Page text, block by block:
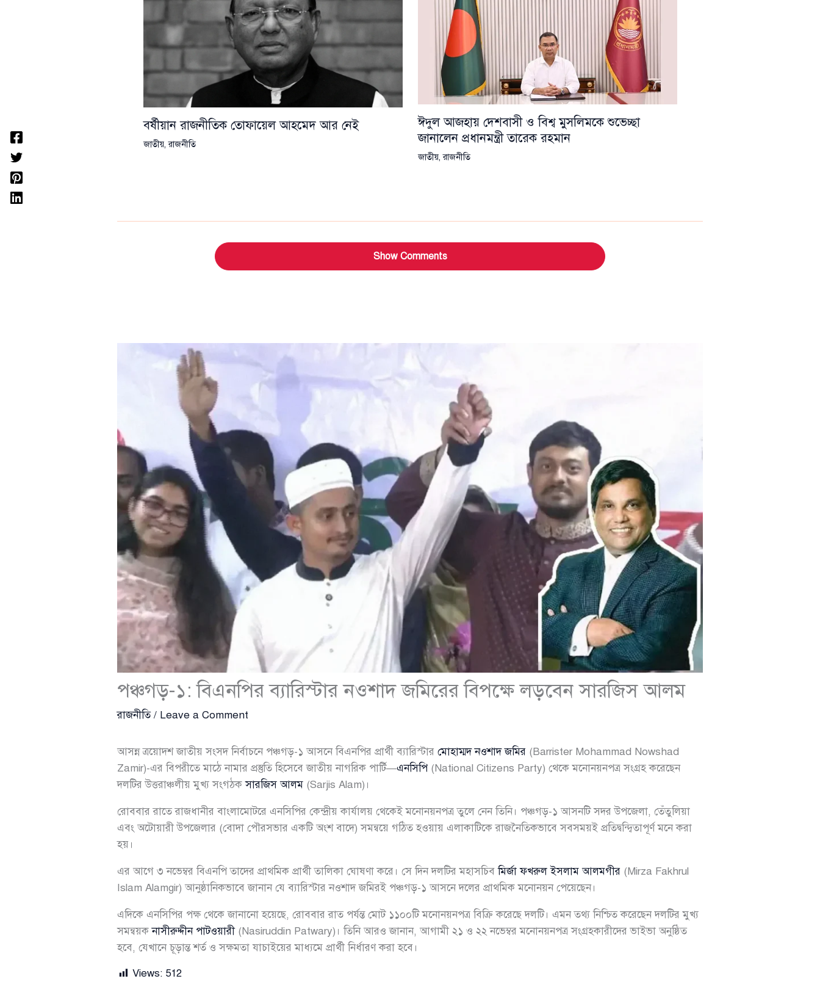
বর্ষীয়ান রাজনীতিক তোফায়েল আহমেদ আর নেই
জাতীয়,রাজনীতি
ঈদুল আজহায় দেশবাসী ও বিশ্ব মুসলিমকে শুভেচ্ছা
জানালেন প্রধানমন্ত্রী তারেক রহমান
জাতীয়,রাজনীতি
Show Comments
পঞ্চগড়-১: বিএনপির ব্যারিস্টার নওশাদ জমিরের বিপক্ষে লড়বেন সারজিস আলম
রাজনীতি/ Leave a Comment
আসন্ন ত্রয়োদশ জাতীয় সংসদ নির্বাচনে পঞ্চগড়-১ আসনে বিএনপির প্রার্থী ব্যারিস্টার মোহাম্মদ নওশাদ জমির (Barrister Mohammad Nowshad
Zamir)-এর বিপরীতে মাঠে নামার প্রস্তুতি হিসেবে জাতীয় নাগরিক পার্টি—এনসিপি(National Citizens Party) থেকে মনোনয়নপত্র সংগ্রহ করেছেন
দলটির উত্তরাঞ্চলীয় মুখ্য সংগঠকসারজিস আলম (Sarjis Alam)।
রোববার রাতে রাজধানীর বাংলামোটরে এনসিপির কেন্দ্রীয় কার্যালয় থেকেই মনোনয়নপত্র তুলে নেন তিনি। পঞ্চগড়-১ আসনটি সদর উপজেলা, তেঁতুলিয়া
এবং অটোয়ারী উপজেলার (বোদা পৌরসভার একটি অংশ বাদে) সমন্বয়ে গঠিত হওয়ায় এলাকাটিকে রাজনৈতিকভাবে সবসময়ই প্রতিদ্বন্দ্বিতাপূর্ণ মনে করা
হয়।
এর আগে ৩ নভেম্বর বিএনপি তাদের প্রাথমিক প্রার্থী তালিকা ঘোষণা করে। সে দিন দলটির মহাসচিবমির্জা ফখরুল ইসলাম আলমগীর (Mirza Fakhrul
Islam Alamgir) আনুষ্ঠানিকভাবে জানান যে ব্যারিস্টার নওশাদ জমিরই পঞ্চগড়-১ আসনে দলের প্রাথমিক মনোনয়ন পেয়েছেন।
এদিকে এনসিপির পক্ষ থেকে জানানো হয়েছে, রোববার রাত পর্যন্ত মোট ১১০০টি মনোনয়নপত্র বিক্রি করেছে দলটি। এমন তথ্য নিশ্চিত করেছেন দলটির মুখ্য
সমন্বয়কনাসীরুদ্দীন পাটওয়ারী(Nasiruddin Patwary)। তিনি আরও জানান, আগামী ২১ ও ২২ নভেম্বর মনোনয়নপত্র সংগ্রহকারীদের ভাইভা অনুষ্ঠিত
হবে, যেখানে চূড়ান্ত শর্ত ও সক্ষমতা যাচাইয়ের মাধ্যমে প্রার্থী নির্ধারণ করা হবে।
Views: 512